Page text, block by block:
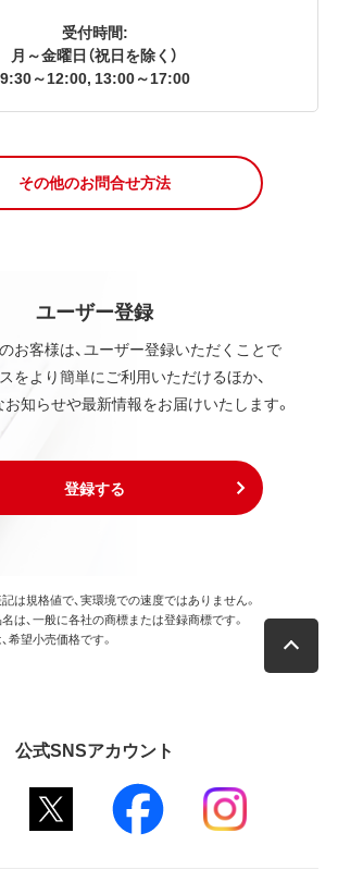
受付時間:
月～金曜日（祝日を除く）
9:30～12:00, 13:00～17:00
その他のお問合せ方法
ユーザー登録
お客様は、ユーザー登録いただくことで
をより簡単にご利用いただけるほか、
知らせや最新情報をお届けいたします。
登録する
は規格値で、実環境での速度ではありません。
は、一般に各社の商標または登録商標です。
希望小売価格です。
公式SNSアカウント